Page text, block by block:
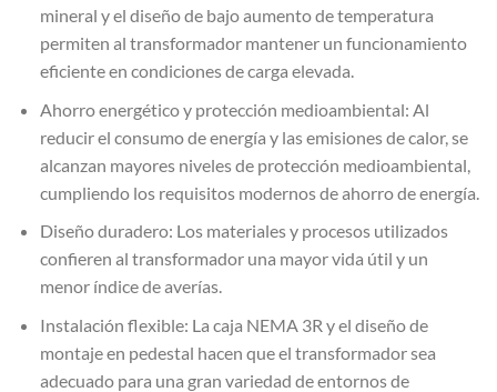
mineral y el diseño de bajo aumento de temperatura
permiten al transformador mantener un funcionamiento
eficiente en condiciones de carga elevada.
Ahorro energético y protección medioambiental: Al
reducir el consumo de energía y las emisiones de calor, se
alcanzan mayores niveles de protección medioambiental,
cumpliendo los requisitos modernos de ahorro de energía.
Diseño duradero: Los materiales y procesos utilizados
confieren al transformador una mayor vida útil y un
menor índice de averías.
Instalación flexible: La caja NEMA 3R y el diseño de
montaje en pedestal hacen que el transformador sea
adecuado para una gran variedad de entornos de